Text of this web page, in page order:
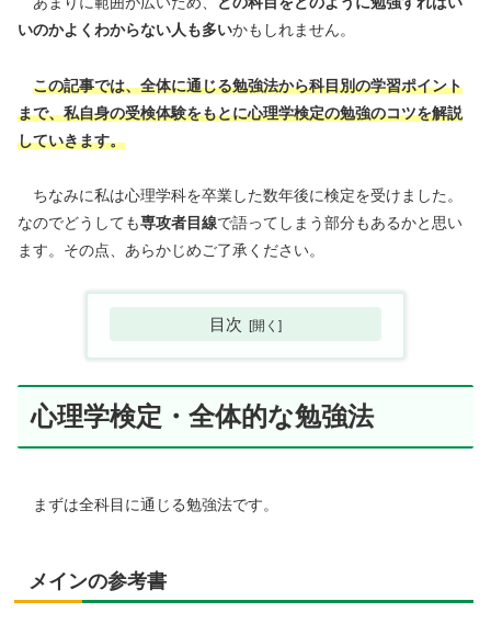
いのかよくわからない人も多いかもしれません。
この記事では、全体に通じる勉強法から科目別の学習ポイント
まで、私自身の受検体験をもとに心理学検定の勉強のコツを解説
していきます。
ちなみに私は心理学科を卒業した数年後に検定を受けました。
なのでどうしても専攻者目線で語ってしまう部分もあるかと思い
ます。その点、あらかじめご了承ください。
目次
心理学検定・全体的な勉強法
まずは全科目に通じる勉強法です。
メインの参考書